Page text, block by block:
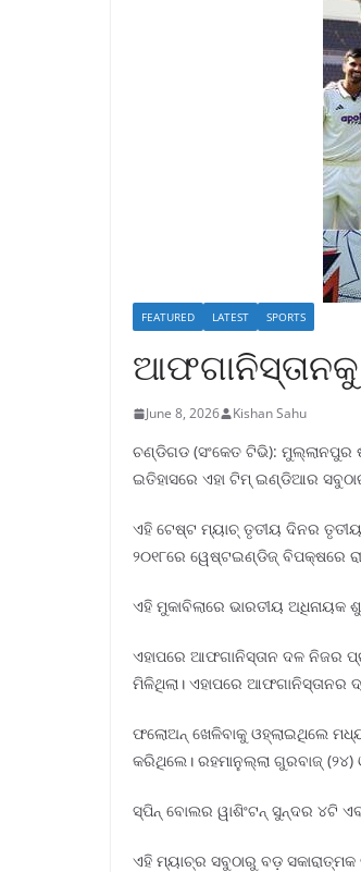
FEATURED LATEST SPORTS
June 8, 2026 Kishan Sahu
ଚଣ୍ଡିଗଡ (ସଂକେତ ଟିଭି): ମୁଲ୍ଲାନପୁର
ଇତିହାସରେ ଏହା ଟିମ୍ ଇଣ୍ଡିଆର
ଏହି ଟେଷ୍ଟ ମ୍ୟାଚ୍ ତୃତୀୟ ଦିନର
୨୦୧୮ରେ ୱେଷ୍ଟଇଣ୍ଡିଜ୍ ବିପକ୍ଷରେ
ଏହି ମୁକାବିଲାରେ ଭାରତୀୟ
ଏହାପରେ ଆଫଗାନିସ୍ତାନ ଦଳ ନିଜର
ମିଳିଥିଲା। ଏହାପରେ
ଫଲୋଅନ୍ ଖେଳିବାକୁ ଓହ୍ଲାଇଥିଲେ
କରିଥିଲେ। ରହମାନୁଲ୍ଲା ଗୁରବାଜ୍
ସ୍ପିନ୍ ବୋଲର ୱାଶିଂଟନ୍ ସୁନ୍ଦର ୪ଟି
ଏହି ମ୍ୟାଚ୍‌ର ସବୁଠାରୁ ବଡ଼